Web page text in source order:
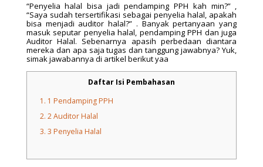
“Penyelia halal bisa jadi pendamping PPH kah min?” ,
“Saya sudah tersertifikasi sebagai penyelia halal, apakah
bisa menjadi auditor halal?” . Banyak pertanyaan yang
masuk seputar penyelia halal, pendamping PPH dan juga
Auditor Halal. Sebenarnya apasih perbedaan diantara
mereka dan apa saja tugas dan tanggung jawabnya? Yuk,
simak jawabannya di artikel berikut yaa
Daftar Isi Pembahasan
1. 1 Pendamping PPH
2. 2 Auditor Halal
3. 3 Penyelia Halal